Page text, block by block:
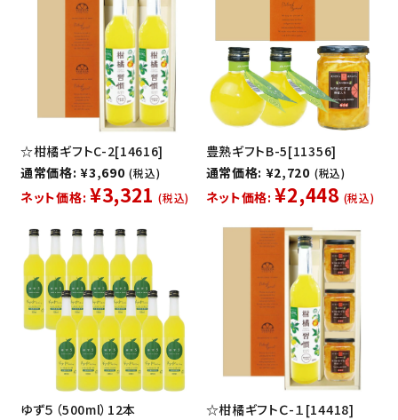
☆柑橘ギフトC-2[14616]
通常価格: ¥3,690 (税込)
ネット価格: ¥3,321 (税込)
豊熟ギフトB-5[11356]
通常価格: ¥2,720 (税込)
ネット価格: ¥2,448 (税込)
ゆず５（500ml）12本
☆柑橘ギフトＣ-１[14418]